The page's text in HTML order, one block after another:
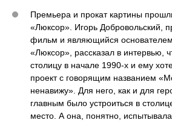
Премьера и прокат картины
«Люксор». Игорь Добровольский,
фильм и являющийся
«Люксор», рассказал в интервью,
столицу в начале 1990-х и ему
проект с говорящим названием
ненавижу». Для него, как и для
главным было устроиться в
место. А она, понятно, испытывала